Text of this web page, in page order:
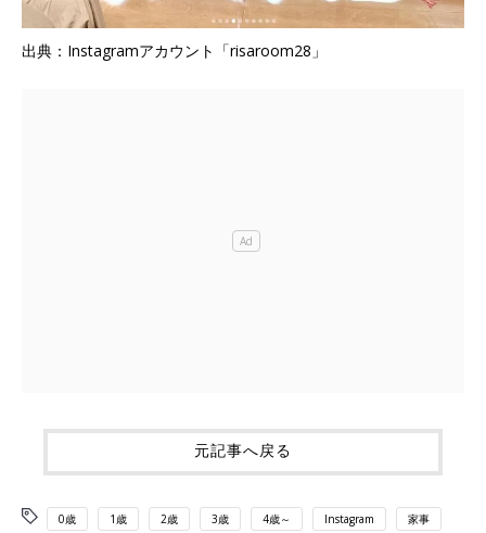
出典：Instagramアカウント「risaroom28」
元記事へ戻る
0歳 1歳 2歳 3歳 4歳～ Instagram 家事